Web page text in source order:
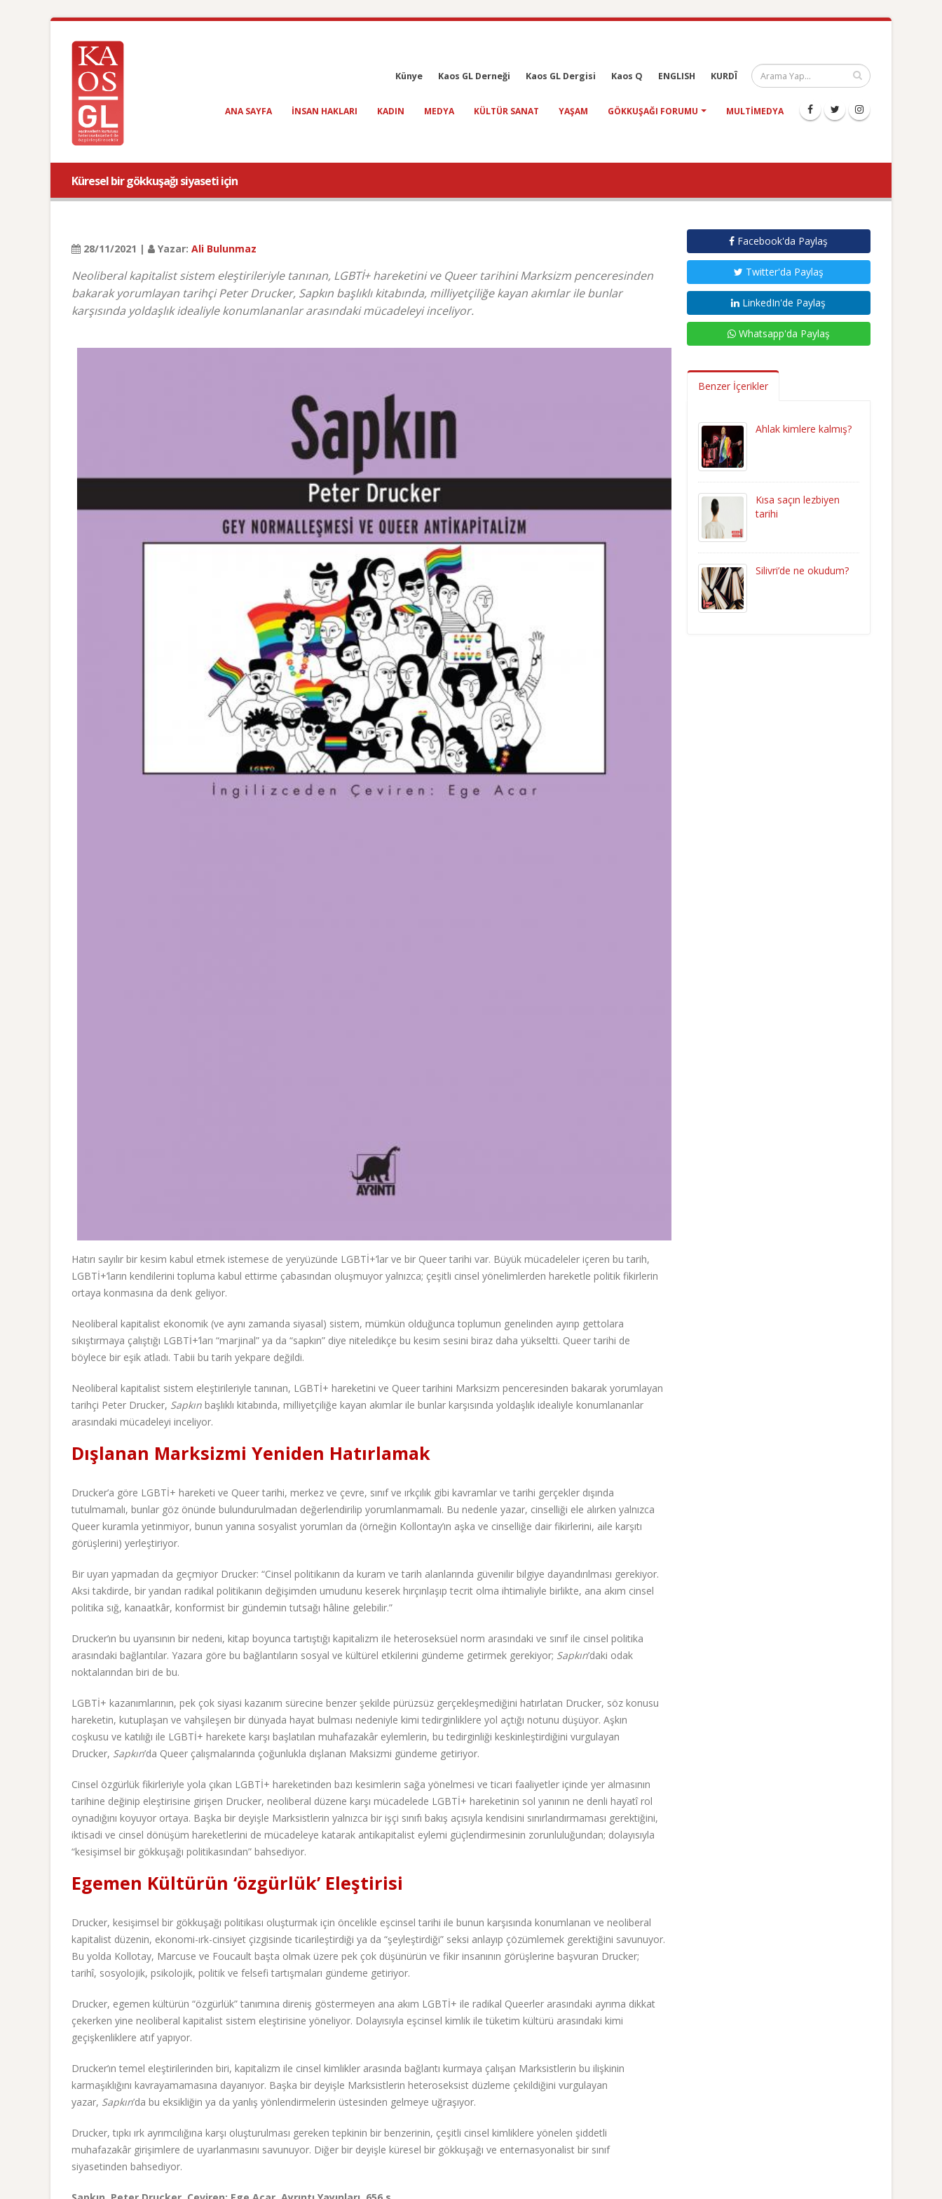
Künye Kaos GL Derneği Kaos GL Dergisi Kaos Q ENGLISH KURDÎ
ANA SAYFA INSAN HAKLARI KADIN MEDYA KÜLTÜR SANAT YAŞAM GÖKKUŞAĞI FORUMU MULTIMEDYA
Küresel bir gökkuşağı siyaseti için
28/11/2021 | Yazar: Ali Bulunmaz
Neoliberal kapitalist sistem eleştirileriyle tanınan, LGBTİ+ hareketini ve Queer tarihini Marksizm penceresinden
bakarak yorumlayan tarihçi Peter Drucker, Sapkın başlıklı kitabında, milliyetçiliğe kayan akımlar ile bunlar
karşısında yoldaşlık idealiyle konumlananlar arasındaki mücadeleyi inceliyor.
Hatırı sayılır bir kesim kabul etmek istemese de yeryüzünde LGBTİ+’lar ve bir Queer tarihi var. Büyük mücadeleler içeren bu tarih,
LGBTİ+’ların kendilerini topluma kabul ettirme çabasından oluşmuyor yalnızca; çeşitli cinsel yönelimlerden hareketle politik fikirlerin
ortaya konmasına da denk geliyor.
Neoliberal kapitalist ekonomik (ve aynı zamanda siyasal) sistem, mümkün olduğunca toplumun genelinden ayırıp gettolara
sıkıştırmaya çalıştığı LGBTİ+’ları “marjinal” ya da “sapkın” diye niteledikçe bu kesim sesini biraz daha yükseltti. Queer tarihi de
böylece bir eşik atladı. Tabii bu tarih yekpare değildi.
Neoliberal kapitalist sistem eleştirileriyle tanınan, LGBTİ+ hareketini ve Queer tarihini Marksizm penceresinden bakarak yorumlayan
tarihçi Peter Drucker, Sapkın başlıklı kitabında, milliyetçiliğe kayan akımlar ile bunlar karşısında yoldaşlık idealiyle konumlananlar
arasındaki mücadeleyi inceliyor.
Dışlanan Marksizmi Yeniden Hatırlamak
Drucker’a göre LGBTİ+ hareketi ve Queer tarihi, merkez ve çevre, sınıf ve ırkçılık gibi kavramlar ve tarihi gerçekler dışında
tutulmamalı, bunlar göz önünde bulundurulmadan değerlendirilip yorumlanmamalı. Bu nedenle yazar, cinselliği ele alırken yalnızca
Queer kuramla yetinmiyor, bunun yanına sosyalist yorumları da (örneğin Kollontay’ın aşka ve cinselliğe dair fikirlerini, aile karşıtı
görüşlerini) yerleştiriyor.
Bir uyarı yapmadan da geçmiyor Drucker: “Cinsel politikanın da kuram ve tarih alanlarında güvenilir bilgiye dayandırılması gerekiyor.
Aksi takdirde, bir yandan radikal politikanın değişimden umudunu keserek hırçınlaşıp tecrit olma ihtimaliyle birlikte, ana akım cinsel
politika sığ, kanaatkâr, konformist bir gündemin tutsağı hâline gelebilir.”
Drucker’ın bu uyarısının bir nedeni, kitap boyunca tartıştığı kapitalizm ile heteroseksüel norm arasındaki ve sınıf ile cinsel politika
arasındaki bağlantılar. Yazara göre bu bağlantıların sosyal ve kültürel etkilerini gündeme getirmek gerekiyor; Sapkın’daki odak
noktalarından biri de bu.
LGBTİ+ kazanımlarının, pek çok siyasi kazanım sürecine benzer şekilde pürüzsüz gerçekleşmediğini hatırlatan Drucker, söz konusu
hareketin, kutuplaşan ve vahşileşen bir dünyada hayat bulması nedeniyle kimi tedirginliklere yol açtığı notunu düşüyor. Aşkın
coşkusu ve katılığı ile LGBTİ+ harekete karşı başlatılan muhafazakâr eylemlerin, bu tedirginliği keskinleştirdiğini vurgulayan
Drucker, Sapkın’da Queer çalışmalarında çoğunlukla dışlanan Maksizmi gündeme getiriyor.
Cinsel özgürlük fikirleriyle yola çıkan LGBTİ+ hareketinden bazı kesimlerin sağa yönelmesi ve ticari faaliyetler içinde yer almasının
tarihine değinip eleştirisine girişen Drucker, neoliberal düzene karşı mücadelede LGBTİ+ hareketinin sol yanının ne denli hayatî rol
oynadığını koyuyor ortaya. Başka bir deyişle Marksistlerin yalnızca bir işçi sınıfı bakış açısıyla kendisini sınırlandırmaması gerektiğini,
iktisadi ve cinsel dönüşüm hareketlerini de mücadeleye katarak antikapitalist eylemi güçlendirmesinin zorunluluğundan; dolayısıyla
“kesişimsel bir gökkuşağı politikasından” bahsediyor.
Egemen Kültürün ‘özgürlük’ Eleştirisi
Drucker, kesişimsel bir gökkuşağı politikası oluşturmak için öncelikle eşcinsel tarihi ile bunun karşısında konumlanan ve neoliberal
kapitalist düzenin, ekonomi-ırk-cinsiyet çizgisinde ticarileştirdiği ya da “şeyleştirdiği” seksi anlayıp çözümlemek gerektiğini savunuyor.
Bu yolda Kollotay, Marcuse ve Foucault başta olmak üzere pek çok düşünürün ve fikir insanının görüşlerine başvuran Drucker;
tarihî, sosyolojik, psikolojik, politik ve felsefi tartışmaları gündeme getiriyor.
Drucker, egemen kültürün “özgürlük” tanımına direniş göstermeyen ana akım LGBTİ+ ile radikal Queerler arasındaki ayrıma dikkat
çekerken yine neoliberal kapitalist sistem eleştirisine yöneliyor. Dolayısıyla eşcinsel kimlik ile tüketim kültürü arasındaki kimi
geçişkenliklere atıf yapıyor.
Drucker’ın temel eleştirilerinden biri, kapitalizm ile cinsel kimlikler arasında bağlantı kurmaya çalışan Marksistlerin bu ilişkinin
karmaşıklığını kavrayamamasına dayanıyor. Başka bir deyişle Marksistlerin heteroseksist düzleme çekildiğini vurgulayan
yazar, Sapkın’da bu eksikliğin ya da yanlış yönlendirmelerin üstesinden gelmeye uğraşıyor.
Drucker, tıpkı ırk ayrımcılığına karşı oluşturulması gereken tepkinin bir benzerinin, çeşitli cinsel kimliklere yönelen şiddetli
muhafazakâr girişimlere de uyarlanmasını savunuyor. Diğer bir deyişle küresel bir gökkuşağı ve enternasyonalist bir sınıf
siyasetinden bahsediyor.
Facebook'da Paylaş
Twitter'da Paylaş
LinkedIn'de Paylaş
Whatsapp'da Paylaş
Benzer İçerikler
Ahlak kimlere kalmış?
Kısa saçın lezbiyen
tarihi
Silivri’de ne okudum?